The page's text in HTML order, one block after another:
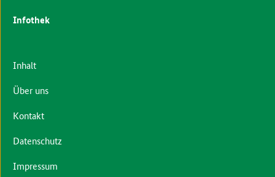
Infothek
Inhalt
Über uns
Kontakt
Datenschutz
Impressum